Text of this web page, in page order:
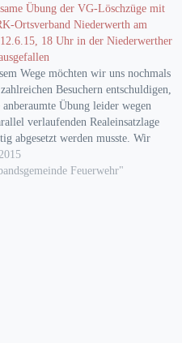
Übung der VG-Löschzüge mit
Ortsverband Niederwerth am
18 Uhr in der Niederwerther
Wege möchten wir uns nochmals
Besuchern entschuldigen,
anberaumte Übung leider wegen
verlaufenden Realeinsatzlage
abgesetzt werden musste. Wir
um ihr Verständnis.
neuer Übungstermin feststeht,
Feuerwehr"